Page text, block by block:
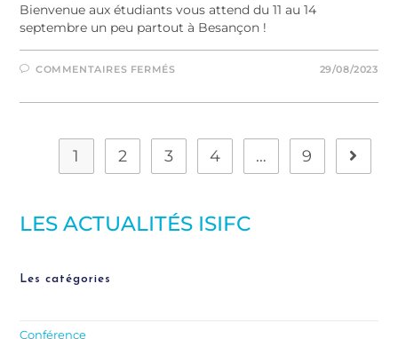
Bienvenue aux étudiants vous attend du 11 au 14
septembre un peu partout à Besançon !
COMMENTAIRES FERMÉS 29/08/2023
1 2 3 4 … 9
LES ACTUALITÉS ISIFC
Les catégories
Conférence